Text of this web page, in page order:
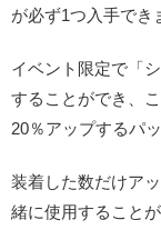
が必ず1つ入手でき
イベント限定で「
することができ、
20％アップするパ
装着した数だけア
緒に使用すること